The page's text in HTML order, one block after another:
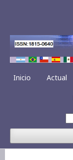
Inicio Actual